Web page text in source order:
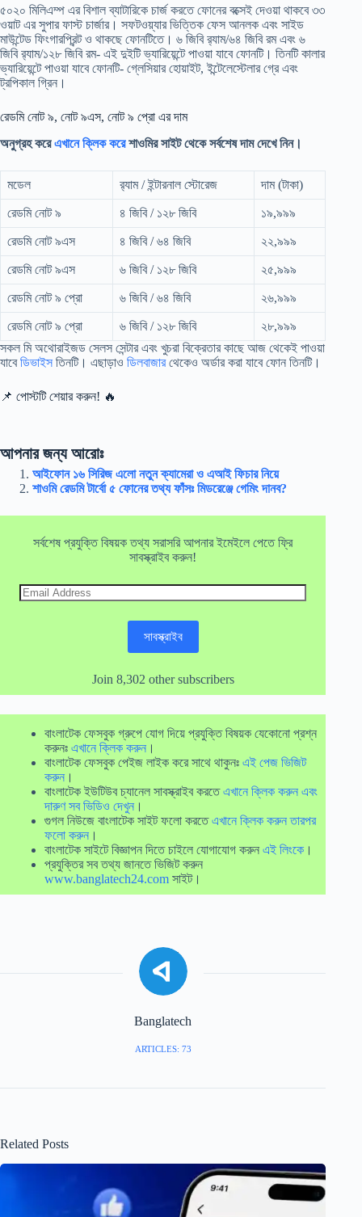
৫০২০ মিলিএম্প এর বিশাল ব্যাটারিকে চার্জ করতে ফোনের বক্সেই দেওয়া থাকবে ৩৩
ওয়াট এর সুপার ফাস্ট চার্জার। সফটওয়্যার ভিত্তিক ফেস আনলক এবং সাইড
মাউন্টেড ফিংগারপ্রিন্ট ও থাকছে ফোনটিতে। ৬ জিবি র‍্যাম/৬৪ জিবি রম এবং ৬
জিবি র‍্যাম/১২৮ জিবি রম- এই দুইটি ভ্যারিয়েন্টে পাওয়া যাবে ফোনটি। তিনটি কালার
ভ্যারিয়েন্টে পাওয়া যাবে ফোনটি- গ্লেসিয়ার হোয়াইট, ইন্টেলেস্টেলার গ্রে এবং
ট্রপিকাল গ্রিন।
রেডমি নোট ৯, নোট ৯এস, নোট ৯ প্রো এর দাম
অনুগ্রহ করেএখানে ক্লিক করেশাওমির সাইট থেকে সর্বশেষ দাম দেখে নিন।
মডেল র‍্যাম / ইন্টারনাল স্টোরেজ দাম (টাকা)
রেডমি নোট ৯ ৪ জিবি / ১২৮ জিবি ১৯,৯৯৯
রেডমি নোট ৯এস ৪ জিবি / ৬৪ জিবি ২২,৯৯৯
রেডমি নোট ৯এস ৬ জিবি / ১২৮ জিবি ২৫,৯৯৯
রেডমি নোট ৯ প্রো ৬ জিবি / ৬৪ জিবি ২৬,৯৯৯
রেডমি নোট ৯ প্রো ৬ জিবি / ১২৮ জিবি
২৮,৯৯৯
সকল মি অথোরাইজড সেলস সেন্টার এবং খুচরা বিক্রেতার কাছে আজ থেকেই পাওয়া
যাবেডিভাইস তিনটি। এছাড়াও ডিলবাজারথেকেও অর্ডার করা যাবে ফোন তিনটি।
📌 পোস্টটি শেয়ার করুন! 🔥
আপনার জন্য আরোঃ
আইফোন ১৬ সিরিজ এলো নতুন ক্যামেরা ও এআই ফিচার নিয়ে
শাওমি রেডমি টার্বো ৫ ফোনের তথ্য ফাঁসঃ মিডরেঞ্জে গেমিং দানব?
সর্বশেষ প্রযুক্তি বিষয়ক তথ্য সরাসরি আপনার ইমেইলে পেতে ফ্রি
সাবস্ক্রাইব করুন!
Email
Address
সাবস্ক্রাইব
Join 8,302 other subscribers
বাংলাটেক ফেসবুক গ্রুপে যোগ দিয়ে প্রযুক্তি বিষয়ক যেকোনো প্রশ্ন
করুনঃ এখানে ক্লিক করুন ।
বাংলাটেক ফেসবুক পেইজ লাইক করে সাথে থাকুনঃ এই পেজ ভিজিট
করুন ।
বাংলাটেক ইউটিউব চ্যানেল সাবস্ক্রাইব করতেএখানে ক্লিক করুন এবং
দারুণ সব ভিডিও দেখুন ।
গুগল নিউজে বাংলাটেক সাইট ফলো করতেএখানে ক্লিক করুন তারপর
ফলো করুন ।
বাংলাটেক সাইটে বিজ্ঞাপন দিতে চাইলে যোগাযোগ করুন এই লিংকে ।
প্রযুক্তির সব তথ্য জানতে ভিজিট করুন
www.banglatech24.com সাইট।
Banglatech
ARTICLES: 73
Related Posts